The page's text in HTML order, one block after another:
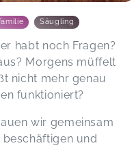
Säugling
habt noch Fragen?
Morgens müffelt
nicht mehr genau
funktioniert?
wir gemeinsam
und